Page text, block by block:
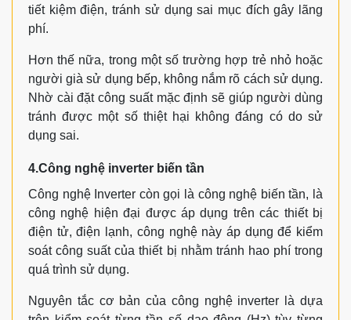
tiết kiệm điện, tránh sử dụng sai mục đích gây lãng
phí.
Hơn thế nữa, trong một số trường hợp trẻ nhỏ hoặc
người già sử dụng bếp, không nắm rõ cách sử dụng.
Nhờ cài đặt công suất mặc định sẽ giúp người dùng
tránh được một số thiệt hại không đáng có do sử
dụng sai.
4.Công nghệ inverter biến tần
Công nghệ Inverter còn gọi là công nghệ biến tần, là
công nghệ hiện đại được áp dụng trên các thiết bị
điện tử, điện lạnh, công nghệ này áp dụng để kiểm
soát công suất của thiết bị nhằm tránh hao phí trong
quá trình sử dụng.
Nguyên tắc cơ bản của công nghệ inverter là dựa